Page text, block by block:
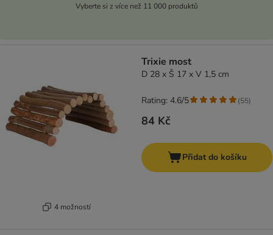
Vyberte si z více než 11 000 produktů
4 možností
Trixie most
D 28 x Š 17 x V 1,5 cm
84 Kč
Rating: 4.6/5 (55)
Přidat do košíku